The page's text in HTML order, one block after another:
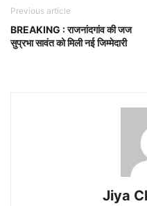
Previous article
BREAKING : राजनांदगांव की जज
सुप्रभा सावंत को मिली नई जिम्मेदारी
Jiya